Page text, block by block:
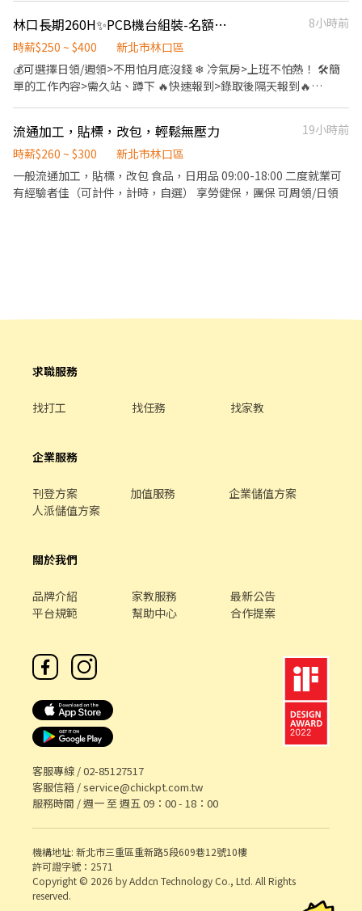
務呦~
可達【✔️$55K~100K】 -------------------------------------- ✔️ 做
五休二|輪組休|排休 ✔️ 免經驗可 ✔️ 工作穩定、錄取快 ✔️餐費補貼
【美食街餐廳用餐，每餐80公司補助40，上下午間休10分鐘休息1
小時】 ✔️免學歷 ✔️免輪班 ✔️冷氣廠房 ✔️免費健身房 ✔️免費交通車 -
➡️(近宏匯廣場) 📍日班交通車 💚【中和，景安站，遠東世紀】【台
北線，民權西路站】 💚【土城/三峽線，復興路/大勇街/永寧站】 💚
線，丹鳳站，文程廣場站】 📍夜班交通車 💚【中和夜班，遠東世
紀，中山路站】 ---------------------------------------- 📌 工作內
林口長期260H✨PCB機台組裝-名額稀少 要搶要快✨
8小時前
時薪$250 ~ $400
新北市林口區
💰可選擇日領/週領>不用怕月底沒錢 ❄ 冷氣房>上班不怕熱！ 🛠簡
單的工作內容>需久站、蹲下 🔥快速報到>錄取後隔天報到🔥
━━━━━ 📅固定休假：周休二日 🕘【上班時間】 週一～週五
08:00～17:00 (需配合加班) ━━━━━工作內容━━━━━ ➊鎖機
台螺絲.設備組裝 ➋物料管理人員 ✅可日領/周領 📍工作地點：林口
工八路(近醒吾科大) ▬▬▬▬▬▬▬▬▬▬▬▬ 諮詢專線:03-438-
5235#12 (曾小姐) 🅻🅸🅽🅴: 0906-163-268 曾曾 另有更多優質職缺
流通加工，貼標，改包，輕鬆無壓力
19小時前
時薪$260 ~ $300
新北市林口區
一般流通加工，貼標，改包 食品，日用品 09:00-18:00 二度就業可
有經驗者佳（可計件，計時，自選） 享勞健保，團保 可周領/日領
求職服務
找打工 找任務 找家教
企業服務
刊登方案 加值服務
企業儲值方案
人派儲值方案
關於我們
品牌介紹 家教服務
最新公告
平台規範
幫助中心 合作提案
客服專線 /02-85127517
客服信箱 /service@chickpt.com.tw
服務時間 / 週一 至 週五 09：00 - 18：00
機構地址: 新北市三重區重新路5段609巷12號10樓
許可證字號：2571
Copyright © 2026 by Addcn Technology Co., Ltd. All Rights
reserved.